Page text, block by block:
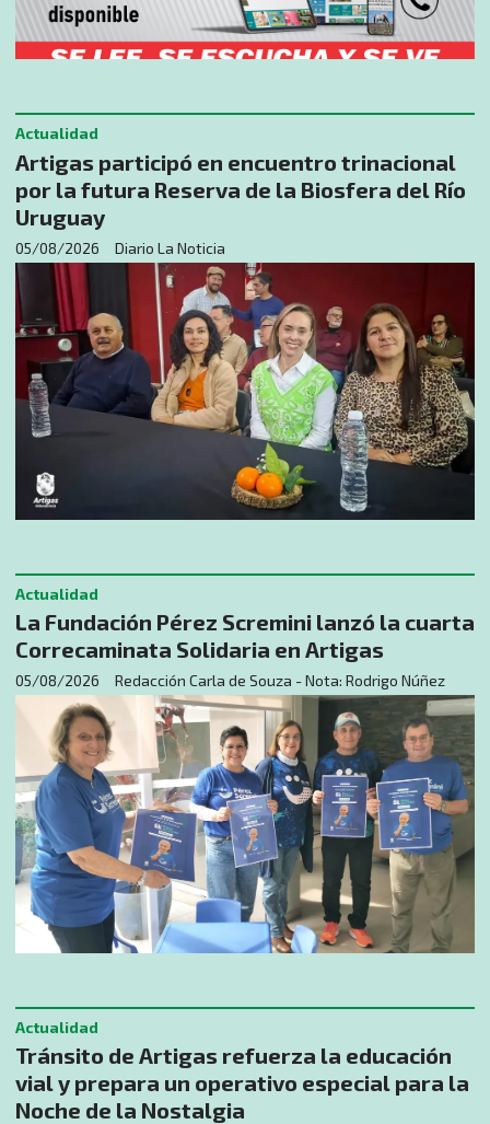
Artigas participó en encuentro trinacional
por la futura Reserva de la Biosfera del Río
Uruguay
Diario La Noticia
Actualidad
05/08/2026
La Fundación Pérez Scremini lanzó la cuarta
Correcaminata Solidaria en Artigas
Redacción Carla de Souza - Nota: Rodrigo Núñez
Actualidad
05/08/2026
Tránsito de Artigas refuerza la educación
vial y prepara un operativo especial para la
Noche de la Nostalgia
Actualidad